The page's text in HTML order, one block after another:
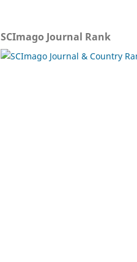
SCImago Journal Rank